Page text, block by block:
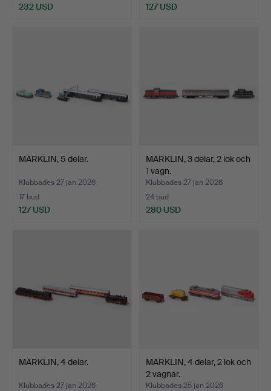
232 USD 127 USD
MÄRKLIN, 5 delar.
Klubbades 27 jan 2026
17 bud
127 USD
MÄRKLIN, 3 delar, 2 lok och
1 vagn.
Klubbades 27 jan 2026
24 bud
280 USD
MÄRKLIN, 4 delar.
Klubbades 27 jan 2026
MÄRKLIN, 4 delar, 2 lok och
2 vagnar.
Klubbades 25 jan 2026